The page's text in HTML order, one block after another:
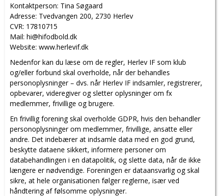
Kontaktperson: Tina Søgaard
Adresse: Tvedvangen 200, 2730 Herlev
CVR: 17810715
Mail: hi@hifodbold.dk
Website: www.herlevif.dk
Nedenfor kan du læse om de regler, Herlev IF som klub
og/eller forbund skal overholde, når der behandles
personoplysninger – dvs. når Herlev IF indsamler, registrerer,
opbevarer, videregiver og sletter oplysninger om fx
medlemmer, frivillige og brugere.
En frivillig forening skal overholde GDPR, hvis den behandler
personoplysninger om medlemmer, frivillige, ansatte eller
andre. Det indebærer at indsamle data med en god grund,
beskytte dataene sikkert, informere personer om
databehandlingen i en datapolitik, og slette data, når de ikke
længere er nødvendige. Foreningen er dataansvarlig og skal
sikre, at hele organisationen følger reglerne, især ved
håndtering af følsomme oplysninger.